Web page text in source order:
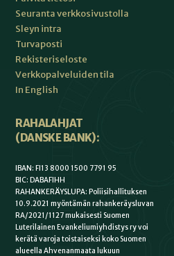
Seuranta verkkosivustolla
Sleyn intra
Turvaposti
Rekisteriseloste
Verkkopalveluiden tila
In English
RAHALAHJAT
(DANSKE BANK):
IBAN: FI13 8000 1500 7791 95
BIC: DABAFIHH
RAHANKERÄYSLUPA: Poliisihallituksen
10.9.2021 myöntämän rahankeräysluvan
RA/2021/1127 mukaisesti Suomen
Luterilainen Evankeliumiyhdistys ry voi
kerätä varoja toistaiseksi koko Suomen
alueella Ahvenanmaata lukuun